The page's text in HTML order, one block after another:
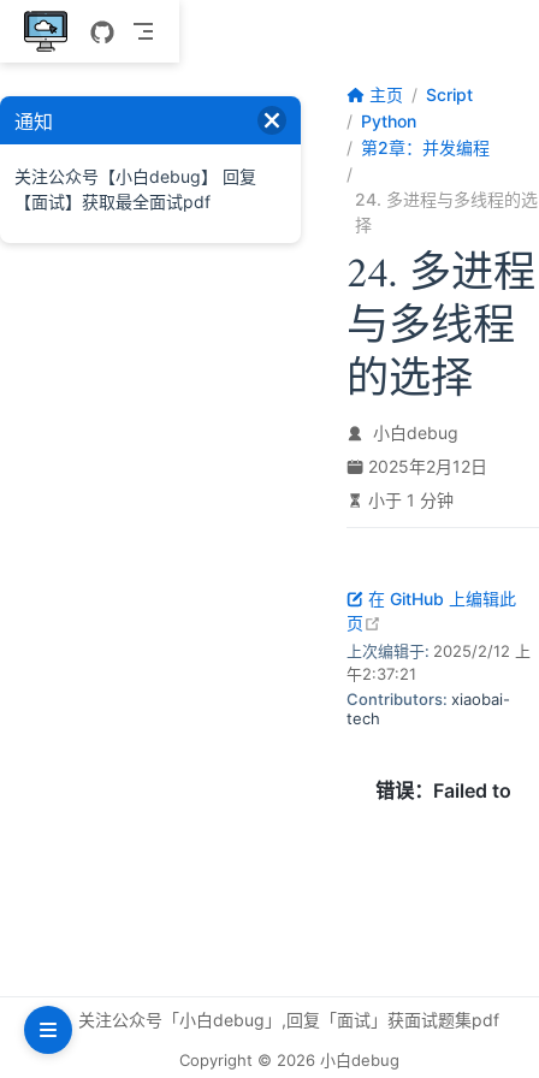
跳至主要內容
主页
Script
Python
第2章：并发编程
24. 多进程与多线程的选
择
24. 多进程
与多线程
的选择
小白debug
2025年2月12日
小于 1 分钟
在 GitHub 上编辑此
页
上次编辑于: 2025/2/12 上
午2:37:21
Contributors: xiaobai-
tech
关注公众号「小白debug」,回复「面试」获面试题集pdf
Copyright © 2026 小白debug
通知
关注公众号【小白debug】 回复
【面试】获取最全面试pdf